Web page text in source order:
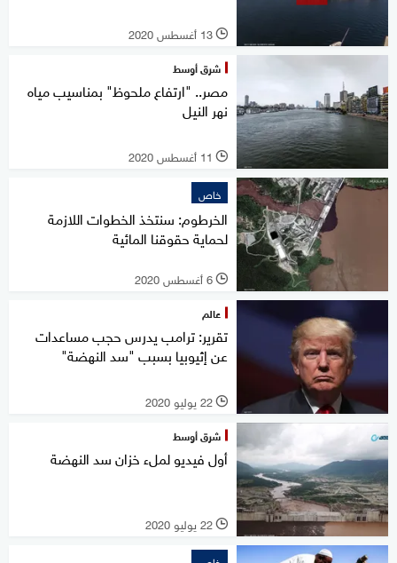
l 13 أغسطس 2020
شرق أوسط
مصر.. "ارتفاع ملحوظ" بمناسيب مياه
نهر النيل
l 11 أغسطس 2020
خاص
الخرطوم: سنتخذ الخطوات اللازمة
لحماية حقوقنا المائية
l 6 أغسطس 2020
عالم
تقرير: ترامب يدرس حجب مساعدات
عن إثيوبيا بسبب "سد النهضة"
l 22 يوليو 2020
شرق أوسط
أول فيديو لملء خزان سد النهضة
l 22 يوليو 2020